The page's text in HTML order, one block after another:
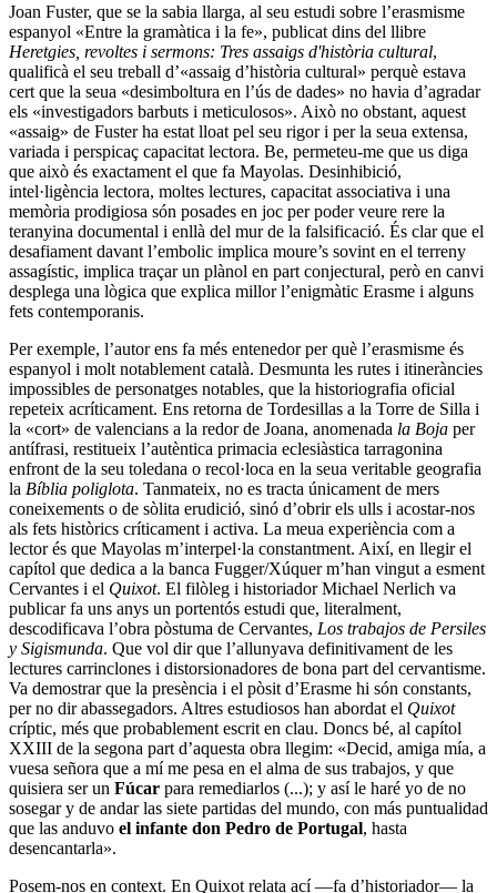
Joan Fuster, que se la sabia llarga, al seu estudi sobre l’erasmisme
espanyol «Entre la gramàtica i la fe», publicat dins del llibre
Heretgies, revoltes i sermons: Tres assaigs d'història cultural,
qualificà el seu treball d’«assaig d’història cultural» perquè estava
cert que la seua «desimboltura en l’ús de dades» no havia d’agradar
els «investigadors barbuts i meticulosos». Això no obstant, aquest
«assaig» de Fuster ha estat lloat pel seu rigor i per la seua extensa,
variada i perspicaç capacitat lectora. Be, permeteu-me que us diga
que això és exactament el que fa Mayolas. Desinhibició,
intel·ligència lectora, moltes lectures, capacitat associativa i una
memòria prodigiosa són posades en joc per poder veure rere la
teranyina documental i enllà del mur de la falsificació. És clar que el
desafiament davant l’embolic implica moure’s sovint en el terreny
assagístic, implica traçar un plànol en part conjectural, però en canvi
desplega una lògica que explica millor l’enigmàtic Erasme i alguns
fets contemporanis.
Per exemple, l’autor ens fa més entenedor per què l’erasmisme és
espanyol i molt notablement català. Desmunta les rutes i itineràncies
impossibles de personatges notables, que la historiografia oficial
repeteix acríticament. Ens retorna de Tordesillas a la Torre de Silla i
la «cort» de valencians a la redor de Joana, anomenada la Boja per
antífrasi, restitueix l’autèntica primacia eclesiàstica tarragonina
enfront de la seu toledana o recol·loca en la seua veritable geografia
la Bíblia poliglota. Tanmateix, no es tracta únicament de mers
coneixements o de sòlita erudició, sinó d’obrir els ulls i acostar-nos
als fets històrics críticament i activa. La meua experiència com a
lector és que Mayolas m’interpel·la constantment. Així, en llegir el
capítol que dedica a la banca Fugger/Xúquer m’han vingut a esment
Cervantes i el Quixot. El filòleg i historiador Michael Nerlich va
publicar fa uns anys un portentós estudi que, literalment,
descodificava l’obra pòstuma de Cervantes, Los trabajos de Persiles
y Sigismunda. Que vol dir que l’allunyava definitivament de les
lectures carrinclones i distorsionadores de bona part del cervantisme.
Va demostrar que la presència i el pòsit d’Erasme hi són constants,
per no dir abassegadors. Altres estudiosos han abordat el Quixot
críptic, més que probablement escrit en clau. Doncs bé, al capítol
XXIII de la segona part d’aquesta obra llegim: «Decid, amiga mía, a
vuesa señora que a mí me pesa en el alma de sus trabajos, y que
quisiera ser un Fúcar para remediarlos (...); y así le haré yo de no
sosegar y de andar las siete partidas del mundo, con más puntualidad
que las anduvo el infante don Pedro de Portugal, hasta
desencantarla».
Posem-nos en context. En Quixot relata ací —fa d’historiador— la